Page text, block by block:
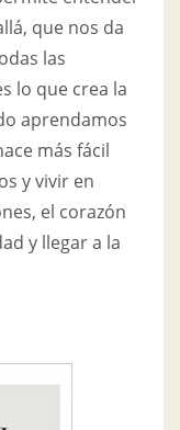
que nos da
las
lo que crea la
aprendamos
más fácil
y vivir en
el corazón
y llegar a la